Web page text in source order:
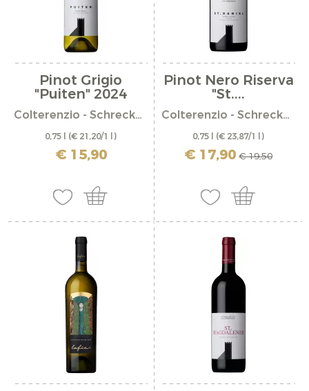
Pinot Grigio
"Puiten" 2024
Colterenzio - Schreckbichl
0,75 l (€ 21,20/1 l)
incl. IVA più costi di spedizione
€ 15,90
Pinot Nero Riserva
"St....
Colterenzio - Schreckbichl
0,75 l (€ 23,87/1 l)
incl. IVA più costi di spedizione
€ 17,90 € 19,50